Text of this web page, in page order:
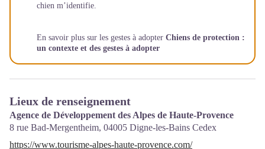
chien m’identifie.
En savoir plus sur les gestes à adopter Chiens de protection :
un contexte et des gestes à adopter
Lieux de renseignement
Agence de Développement des Alpes de Haute-Provence
8 rue Bad-Mergentheim, 04005 Digne-les-Bains Cedex
https://www.tourisme-alpes-haute-provence.com/